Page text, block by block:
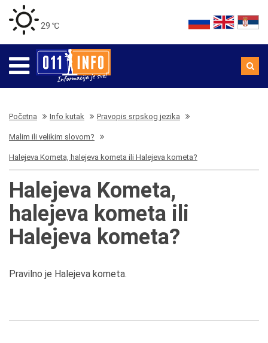
29 ℃
Početna Info kutak Pravopis srpskog jezika
Malim ili velikim slovom?
Halejeva Kometa, halejeva kometa ili Halejeva kometa?
Halejeva Kometa,
halejeva kometa ili
Halejeva kometa?
Pravilno je Halejeva kometa.